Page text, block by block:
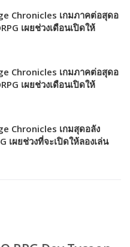
Chronicles เกมภาคต่อสุดอ
เผยช่วงเดือนเปิดให้
Chronicles เกมภาคต่อสุดอ
เผยช่วงเดือนเปิดให้
Chronicles เกมสุดอลัง
เผยช่วงที่จะเปิดให้ลองเล่น